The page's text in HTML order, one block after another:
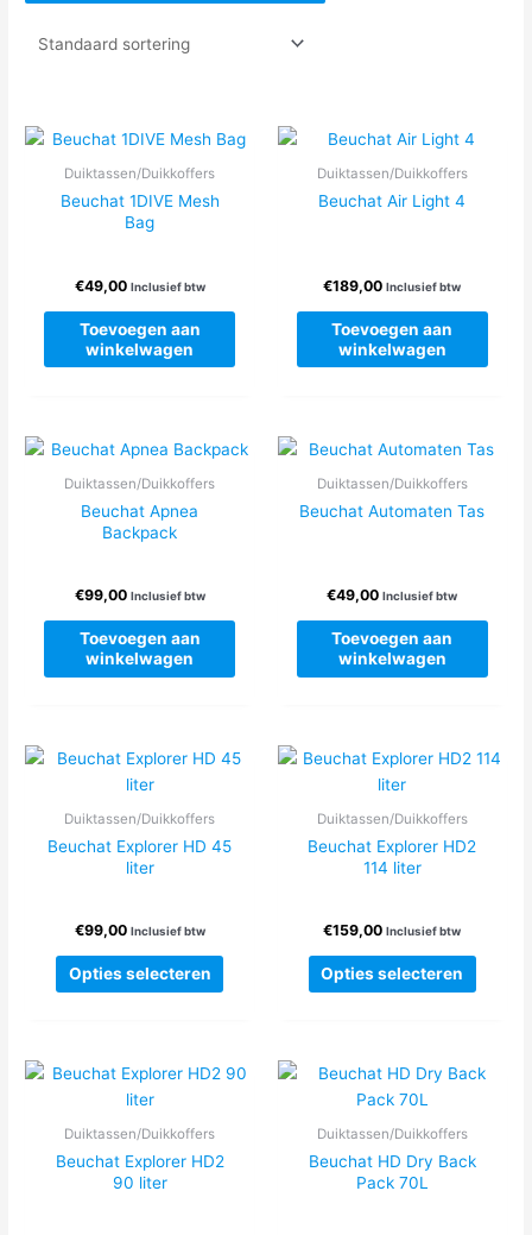
Duiktassen/Duikkoffers
Beuchat 1DIVE Mesh
Bag
€49,00 Inclusief btw
Toevoegen aan
winkelwagen
Duiktassen/Duikkoffers
Beuchat Air Light 4
€189,00 Inclusief btw
Toevoegen aan
winkelwagen
Duiktassen/Duikkoffers
Beuchat Apnea
Backpack
€99,00 Inclusief btw
Toevoegen aan
winkelwagen
Duiktassen/Duikkoffers
Beuchat Automaten Tas
€49,00 Inclusief btw
Toevoegen aan
winkelwagen
Duiktassen/Duikkoffers
Beuchat Explorer HD 45
liter
€99,00 Inclusief btw
Opties selecteren
Dit
product
variaties.
gekozen
Duiktassen/Duikkoffers
Beuchat Explorer HD2
114 liter
€159,00 Inclusief btw
Opties selecteren
Dit
Duiktassen/Duikkoffers
Beuchat Explorer HD2
90 liter
Duiktassen/Duikkoffers
Beuchat HD Dry Back
Pack 70L